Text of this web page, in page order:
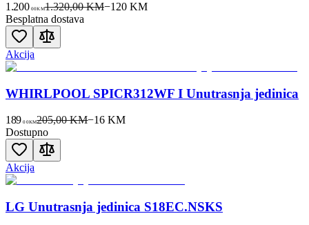
1.200 00KM1.320,00 KM−120KM
Besplatna dostava
Akcija
WHIRLPOOL SPICR312WF I Unutrasnja jedinica
189 00KM205,00 KM−16 KM
Dostupno
Akcija
LG Unutrasnja jedinica S18EC.NSKS